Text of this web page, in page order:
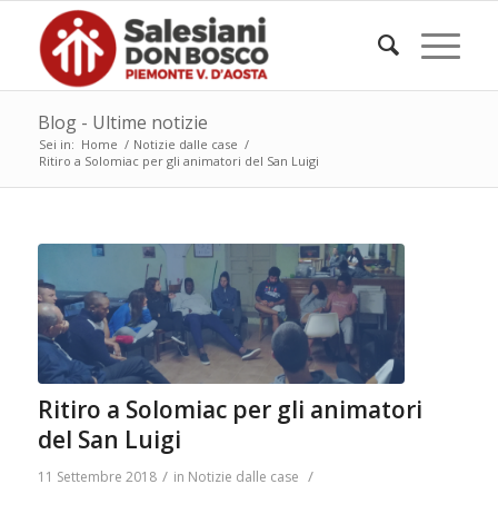
Blog - Ultime notizie
Sei in: Home / Notizie dalle case /
Ritiro a Solomiac per gli animatori del San Luigi
Ritiro a Solomiac per gli animatori
del San Luigi
11 Settembre 2018 / in Notizie dalle case /